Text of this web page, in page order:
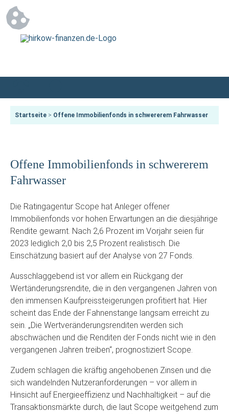
Startseite > Offene Immobilienfonds in schwererem Fahrwasser
Offene Immobilienfonds in schwererem
Fahrwasser
Die Ratingagentur Scope hat Anleger offener
Immobilienfonds vor hohen Erwartungen an die diesjährige
Rendite gewarnt. Nach 2,6 Prozent im Vorjahr seien für
2023 lediglich 2,0 bis 2,5 Prozent realistisch. Die
Einschätzung basiert auf der Analyse von 27 Fonds.
Ausschlaggebend ist vor allem ein Rückgang der
Wertänderungsrendite, die in den vergangenen Jahren von
den immensen Kaufpreissteigerungen profitiert hat. Hier
scheint das Ende der Fahnenstange langsam erreicht zu
sein. „Die Wertveränderungsrenditen werden sich
abschwächen und die Renditen der Fonds nicht wie in den
vergangenen Jahren treiben“, prognostiziert Scope.
Zudem schlagen die kräftig angehobenen Zinsen und die
sich wandelnden Nutzeranforderungen – vor allem in
Hinsicht auf Energieeffizienz und Nachhaltigkeit – auf die
Transaktionsmärkte durch, die laut Scope weitgehend zum